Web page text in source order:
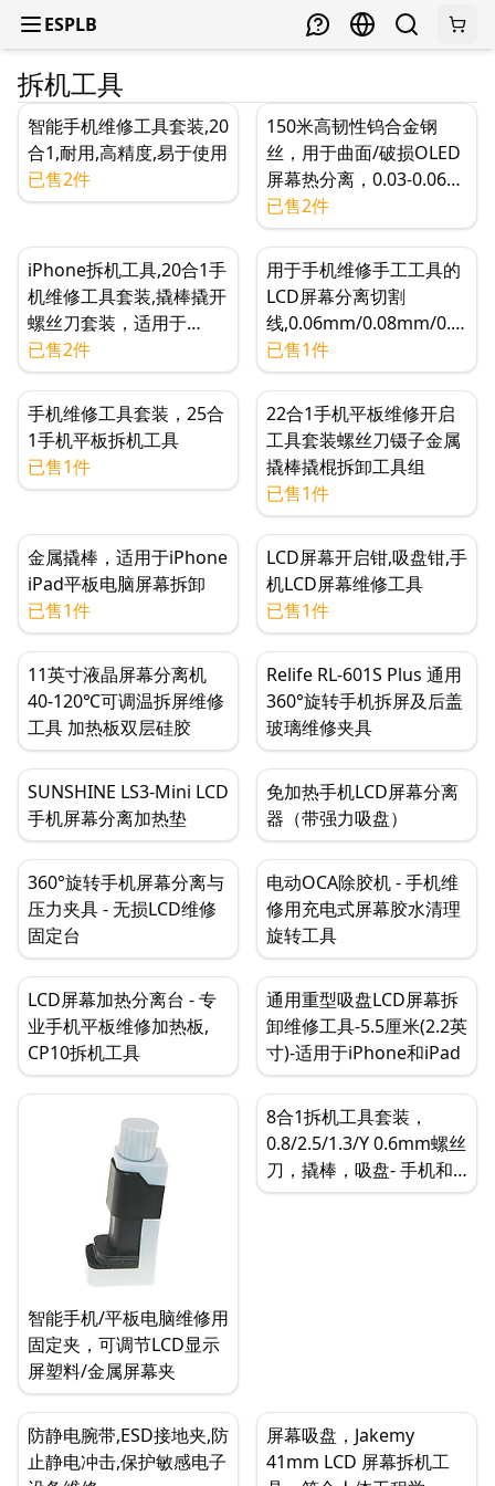
ESPLB
拆机工具
智能手机维修工具套装,20
合1,耐用,高精度,易于使用
已售2件
150米高韧性钨合金钢
丝，用于曲面/破损OLED
屏幕热分离，0.03-0.06毫
米
已售2件
iPhone拆机工具,20合1手
机维修工具套装,撬棒撬开
螺丝刀套装，适用于
iPhone 5/5s/6/6s、平板
电脑、PC
已售2件
用于手机维修手工工具的
LCD屏幕分离切割
线,0.06mm/0.08mm/0.1
mm 100米(长度)
已售1件
手机维修工具套装，25合
1手机平板拆机工具
已售1件
22合1手机平板维修开启
工具套装螺丝刀镊子金属
撬棒撬棍拆卸工具组
已售1件
金属撬棒，适用于iPhone
iPad平板电脑屏幕拆卸
已售1件
LCD屏幕开启钳,吸盘钳,手
机LCD屏幕维修工具
已售1件
11英寸液晶屏幕分离机
40-120℃可调温拆屏维修
工具 加热板双层硅胶
Relife RL-601S Plus 通用
360°旋转手机拆屏及后盖
玻璃维修夹具
SUNSHINE LS3-Mini LCD
手机屏幕分离加热垫
免加热手机LCD屏幕分离
器（带强力吸盘）
360°旋转手机屏幕分离与
压力夹具 - 无损LCD维修
固定台
电动OCA除胶机 - 手机维
修用充电式屏幕胶水清理
旋转工具
LCD屏幕加热分离台 - 专
业手机平板维修加热板,
CP10拆机工具
通用重型吸盘LCD屏幕拆
卸维修工具-5.5厘米(2.2英
寸)-适用于iPhone和iPad
智能手机/平板电脑维修用
固定夹，可调节LCD显示
屏塑料/金属屏幕夹
8合1拆机工具套装，
0.8/2.5/1.3/Y 0.6mm螺丝
刀，撬棒，吸盘- 手机和
笔记本电脑拆卸和维修套
防静电腕带,ESD接地夹,防
止静电冲击,保护敏感电子
屏幕吸盘，Jakemy
41mm LCD 屏幕拆机工